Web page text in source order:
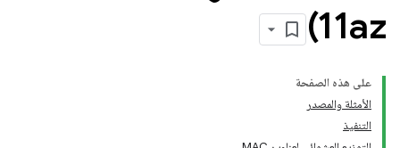
11az)
على هذه الصفحة
الأمثلة والمصدر
التنفيذ